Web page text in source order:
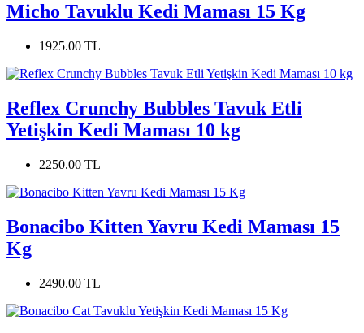
Micho Tavuklu Kedi Maması 15 Kg
1925.00 TL
Reflex Crunchy Bubbles Tavuk Etli
Yetişkin Kedi Maması 10 kg
2250.00 TL
Bonacibo Kitten Yavru Kedi Maması 15
Kg
2490.00 TL